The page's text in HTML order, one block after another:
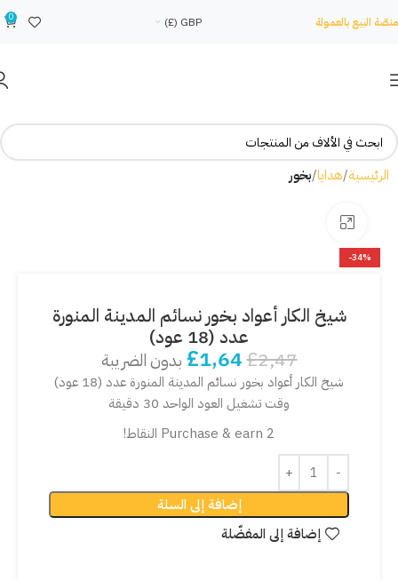
منصّة البيع بالعمولة GBP (£)
0
الرئيسية هدايا بخور
-34%
شيخ الكار أعواد بخور نسائم المدينة المنورة
عدد (18 عود)
£2,47
£1,64 بدون الضريبة
شيخ الكار أعواد بخور نسائم المدينة المنورة عدد (18 عود)
وقت تشغيل العود الواحد 30 دقيقة
Purchase & earn 2 النقاط!
إضافة إلى السلة
إضافة إلى المفضّلة